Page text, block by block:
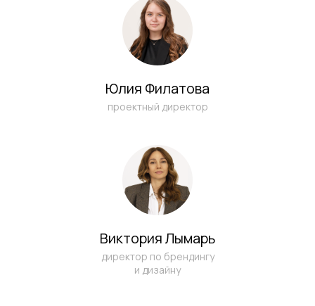
Юлия Филатова
проектный директор
Виктория Лымарь
директор по брендингу
и дизайну